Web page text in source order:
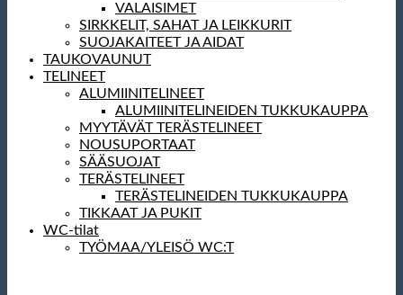
VALAISIMET
SIRKKELIT, SAHAT JA LEIKKURIT
SUOJAKAITEET JA AIDAT
TAUKOVAUNUT
TELINEET
ALUMIINITELINEET
ALUMIINITELINEIDEN TUKKUKAUPPA
MYYTÄVÄT TERÄSTELINEET
NOUSUPORTAAT
SÄÄSUOJAT
TERÄSTELINEET
TERÄSTELINEIDEN TUKKUKAUPPA
TIKKAAT JA PUKIT
WC-tilat
TYÖMAA/YLEISÖ WC:T